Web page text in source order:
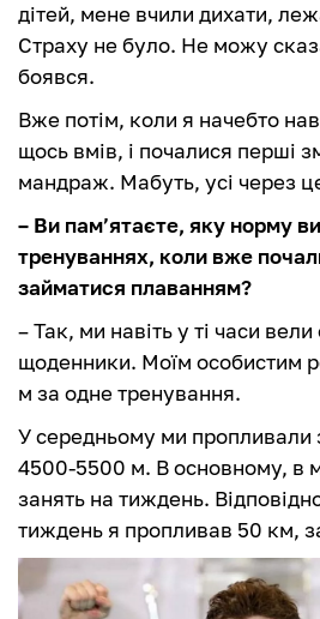
дітей, мене вчили дихати,
Страху не було. Не можу
боявся.
Вже потім, коли я начебто
щось вмів, і почалися перші
мандраж. Мабуть, усі через
– Ви пам’ятаєте, яку норму
тренуваннях, коли вже
займатися плаванням?
– Так, ми навіть у ті часи вели
щоденники. Моїм особистим
м за одне тренування.
У середньому ми пропливали
4500-5500 м. В основному, в
занять на тиждень.
тиждень я пропливав 50 км,